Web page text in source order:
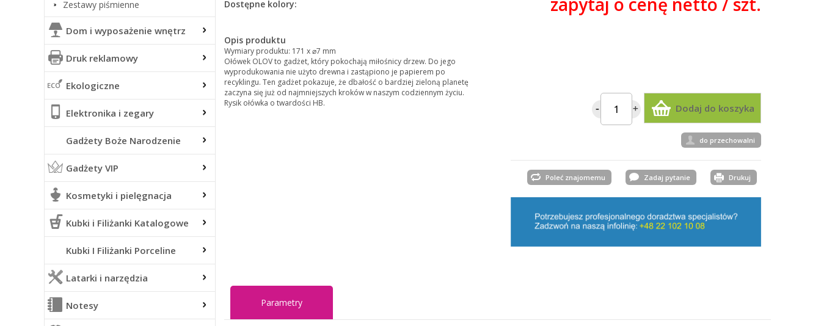
Zestawy piśmienne
Dom i wyposażenie wnętrz
Druk reklamowy
Ekologiczne
Elektronika i zegary
Gadżety Boże Narodzenie
Gadżety VIP
Kosmetyki i pielęgnacja
Kubki i Filiżanki Katalogowe
Kubki I Filiżanki Porceline
Latarki i narzędzia
Notesy
Dostępne kolory:
Opis produktu
Wymiary produktu: 171 x ⌀7 mm
Ołówek OLOV to gadżet, który pokochają miłośnicy drzew. Do jego
wyprodukowania nie użyto drewna i zastąpiono je papierem po
recyklingu. Ten gadżet pokazuje, że dbałość o bardziej zieloną planetę
zaczyna się już od najmniejszych kroków w naszym codziennym życiu.
Rysik ołówka o twardości HB.
Dodaj do koszyka
do przechowalni
Poleć znajomemu Zadaj pytanie Drukuj
Parametry